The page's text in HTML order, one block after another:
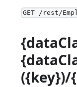
GET /rest/
({key})/